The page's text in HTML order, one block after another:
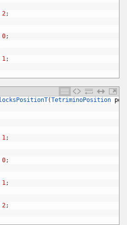
2;
0;
1;
(TetriminoPosition pos
1;
0;
1;
2;